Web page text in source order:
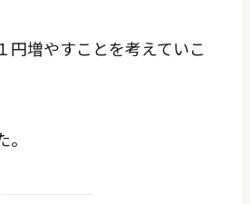
円増やすことを考えていこ